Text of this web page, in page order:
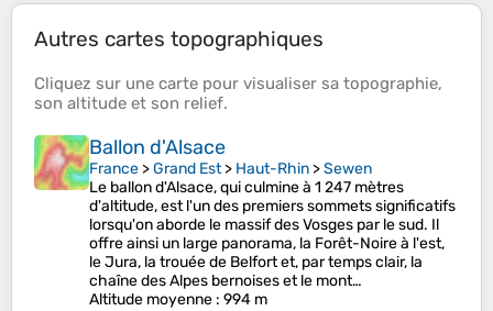
Autres cartes topographiques
Cliquez sur une carte pour visualiser sa topographie,
son altitude et son relief.
Ballon d'Alsace
France >Grand Est> Haut-Rhin >Sewen
Le ballon d'Alsace, qui culmine à 1 247 mètres
d'altitude, est l'un des premiers sommets significatifs
lorsqu'on aborde le massif des Vosges par le sud. Il
offre ainsi un large panorama, la Forêt-Noire à l'est,
le Jura, la trouée de Belfort et, par temps clair, la
chaîne des Alpes bernoises et le mont…
Altitude moyenne : 994 m